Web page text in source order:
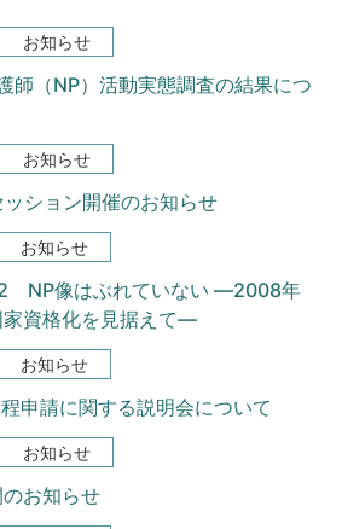
お知らせ
（NP）活動実態調査の結果につ
お知らせ
ション開催のお知らせ
お知らせ
NP像はぶれていない ―2008年
資格化を見据えて―
お知らせ
申請に関する説明会について
お知らせ
お知らせ